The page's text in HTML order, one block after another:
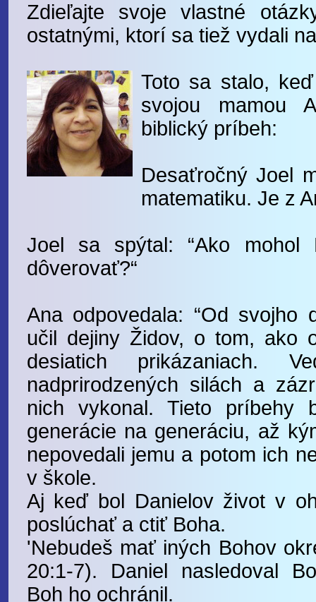
Zdieľajte svoje vlastné
ostatnými, ktorí sa tiež vydali
Toto sa stalo,
svojou mamou
biblický príbeh:
Desaťročný Joel
matematiku. Je z
Joel sa spýtal: “Ako mohol
dôverovať?“
Ana odpovedala: “Od svojho
učil dejiny Židov, o tom, ako
desiatich prikázaniach.
nadprirodzených silách a
nich vykonal. Tieto príbehy
generácie na generáciu, až
nepovedali jemu a potom ich
v škole.
Aj keď bol Danielov život v
poslúchať a ctiť Boha.
'Nebudeš mať iných Bohov
20:1-7). Daniel nasledoval
Boh ho ochránil.